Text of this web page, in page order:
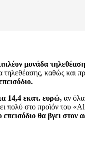
μονάδα
τηλεθέασης, καθώς
14,4 εκατ. ευρώ, αν
πολύ στο προϊόν του
θα βγει στον